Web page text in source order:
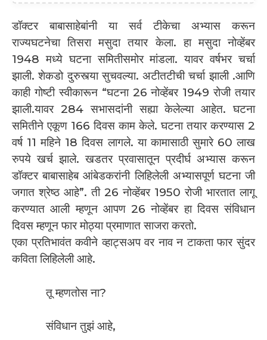
डॉक्टर बाबासाहेबांनी या सर्व टीकेचा अभ्यास करून
राज्यघटनेचा तिसरा मसुदा तयार केला. हा मसुदा नोव्हेंबर
1948 मध्ये घटना समितीसमोर मांडला. यावर वर्षभर चर्चा
झाली. शेकडो दुरुस्त्या सुचवल्या. अटीतटीची चर्चा झाली .आणि
काही गोष्टी स्वीकारून “घटना 26 नोव्हेंबर 1949 रोजी तयार
झाली.यावर 284 सभासदांनी सह्या केलेल्या आहेत. घटना
समितीने एकूण 166 दिवस काम केले. घटना तयार करण्यास 2
वर्ष 11 महिने 18 दिवस लागले. या कामासाठी सुमारे 60 लाख
रुपये खर्च झाले. खडतर प्रवासातून प्रदीर्घ अभ्यास करून
डॉक्टर बाबासाहेब आंबेडकरांनी लिहिलेली अभ्यासपूर्ण घटना जी
जगात श्रेष्ठ आहे”. ती 26 नोव्हेंबर 1950 रोजी भारतात लागू
करण्यात आली म्हणून आपण 26 नोव्हेंबर हा दिवस संविधान
दिवस म्हणून फार मोठ्या प्रमाणात साजरा करतो.
एका प्रतिभावंत कवीने व्हाट्सअप वर नाव न टाकता फार सुंदर
कविता लिहिलेली आहे.
तू म्हणतोस ना?
संविधान तुझं आहे,